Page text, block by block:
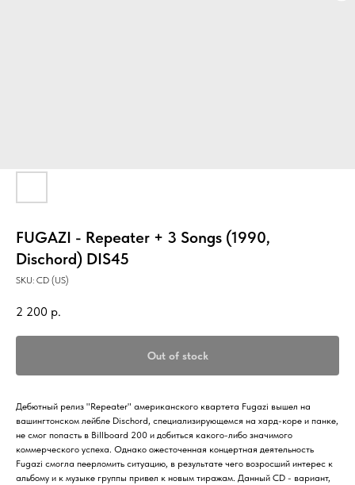
FUGAZI - Repeater + 3 Songs (1990,
Dischord) DIS45
SKU: CD (US)
2 200 р.
Out of stock
Дебютный релиз "Repeater" американского квартета Fugazi вышел на
вашингтонском лейбле Dischord, специализирующемся на хард-коре и панке,
не смог попасть в Billboard 200 и добиться какого-либо значимого
коммерческого успеха. Однако ожесточенная концертная деятельность
Fugazi смогла пеерломить ситуацию, в результате чего возросший интерес к
альбому и к музыке группы привел к новым тиражам. Данный CD - вариант,